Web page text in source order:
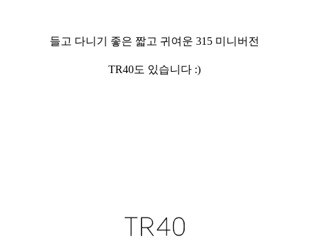
들고 다니기 좋은 짧고 귀여운 315 미니버전
TR40도 있습니다 :)